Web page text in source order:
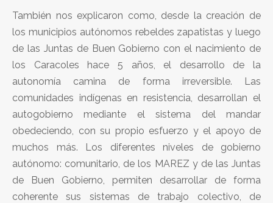
También nos explicaron como, desde la creación de
los municipios autónomos rebeldes zapatistas y luego
de las Juntas de Buen Gobierno con el nacimiento de
los Caracoles hace 5 años, el desarrollo de la
autonomía camina de forma irreversible. Las
comunidades indígenas en resistencia, desarrollan el
autogobierno mediante el sistema del mandar
obedeciendo, con su propio esfuerzo y el apoyo de
muchos más. Los diferentes niveles de gobierno
autónomo: comunitario, de los MAREZ y de las Juntas
de Buen Gobierno, permiten desarrollar de forma
coherente sus sistemas de trabajo colectivo, de